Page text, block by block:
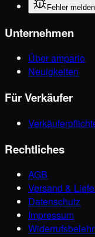
Fehler melden
Unternehmen
Über ampario
Neuigkeiten
Für Verkäufer
Rechtliches
AGB
Versand &
Datenschutz
Impressum